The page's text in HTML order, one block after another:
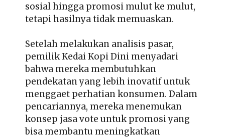
sosial hingga promosi mulut ke mulut,
tetapi hasilnya tidak memuaskan.
Setelah melakukan analisis pasar,
pemilik Kedai Kopi Dini menyadari
bahwa mereka membutuhkan
pendekatan yang lebih inovatif untuk
menggaet perhatian konsumen. Dalam
pencariannya, mereka menemukan
konsep jasa vote untuk promosi yang
bisa membantu meningkatkan